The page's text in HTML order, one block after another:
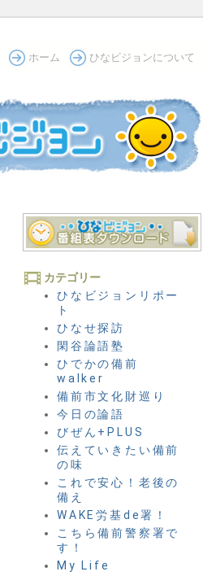
ホーム ひなビジョンについて
カテゴリー
ひなビジョンリポー
ト
ひなせ探訪
閑谷論語塾
ひでかの備前
walker
備前市文化財巡り
今日の論語
びぜん+PLUS
伝えていきたい備前
の味
これで安心！老後の
備え
WAKE労基de署！
こちら備前警察署で
す！
My Life